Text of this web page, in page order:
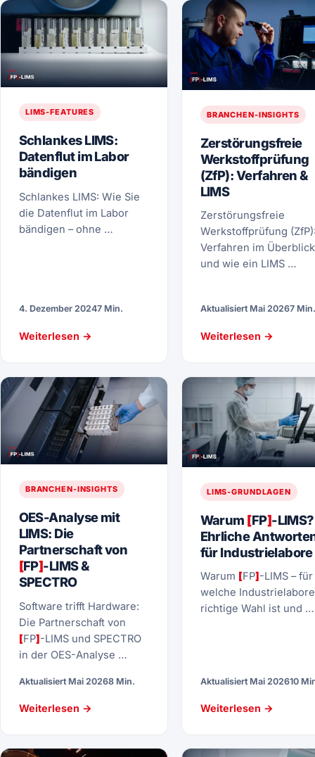
LIMS-FEATURES
Schlankes LIMS:
Datenflut im Labor
bändigen
Schlankes LIMS: Wie Sie
die Datenflut im Labor
bändigen – ohne …
4. Dezember 20247 Min.
Weiterlesen →
BRANCHEN-INSIGHTS
Zerstörungsfreie
Werkstoffprüfung
(ZfP): Verfahren &
LIMS
Zerstörungsfreie
Werkstoffprüfung
Verfahren im
und wie ein LIMS …
Aktualisiert Mai 20267 Min.
Weiterlesen →
BRANCHEN-INSIGHTS
OES-Analyse mit
LIMS: Die
Partnerschaft von
[FP]-LIMS &
SPECTRO
Software trifft Hardware:
Die Partnerschaft von
[FP]-LIMS und SPECTRO
in der OES-Analyse …
Aktualisiert Mai 20268 Min.
Weiterlesen →
LIMS-GRUNDLAGEN
Warum [FP]-LIMS?
Ehrliche
für Industrielabore
Warum [FP]-LIMS – für
welche
richtige Wahl ist und …
Aktualisiert Mai 202610
Weiterlesen →